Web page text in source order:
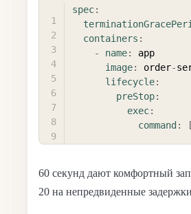
spec:
containers :
-
name:
app
image: order-
lifecycle:
preStop:
exec:
command : [
60 секунд дают комфортный
20 на непредвиденные